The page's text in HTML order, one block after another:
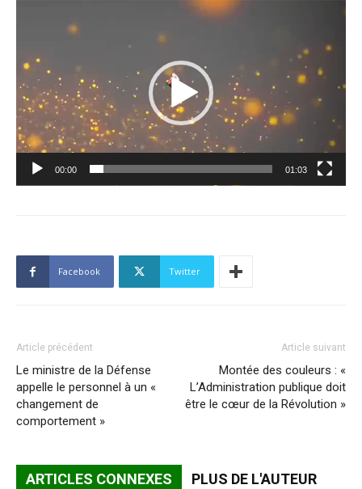
Lecteur
00:00 01:03
Facebook Twitter
Article précédent
Le ministre de la Défense
appelle le personnel à un «
changement de
comportement »
Article suivant
Montée des couleurs : «
L’Administration publique doit
être le cœur de la Révolution »
ARTICLES CONNEXES PLUS DE L'AUTEUR